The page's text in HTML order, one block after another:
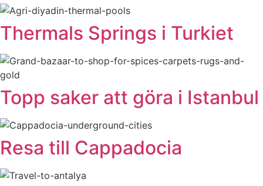
Thermals Springs i Turkiet
Topp saker att göra i Istanbul
Resa till Cappadocia